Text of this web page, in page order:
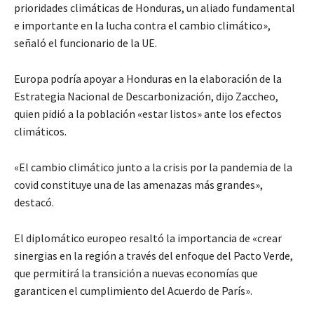
prioridades climáticas de Honduras, un aliado fundamental
e importante en la lucha contra el cambio climático»,
señaló el funcionario de la UE.
Europa podría apoyar a Honduras en la elaboración de la
Estrategia Nacional de Descarbonización, dijo Zaccheo,
quien pidió a la población «estar listos» ante los efectos
climáticos.
«El cambio climático junto a la crisis por la pandemia de la
covid constituye una de las amenazas más grandes»,
destacó.
El diplomático europeo resaltó la importancia de «crear
sinergias en la región a través del enfoque del Pacto Verde,
que permitirá la transición a nuevas economías que
garanticen el cumplimiento del Acuerdo de París».